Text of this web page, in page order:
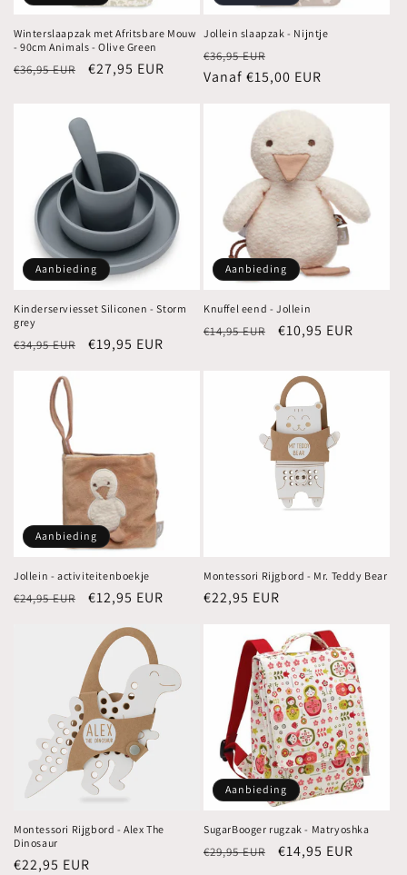
Winterslaapzak met Afritsbare Mouw
- 90cm Animals - Olive Green
Normale
€36,95 EUR Aanbiedingsprijs
€27,95 EUR
Jollein slaapzak - Nijntje
Normale
prijs
€36,95 EUR
Vanaf €15,00 EUR
Aanbieding
Kinderserviesset Siliconen - Storm
grey
Normale
€34,95 EUR Aanbiedingsprijs
€19,95 EUR
Aanbieding
Knuffel eend - Jollein
Normale
€14,95 EUR Aanbiedingsprijs
€10,95 EUR
Aanbieding
Jollein - activiteitenboekje
Normale
€24,95 EUR Aanbiedingsprijs
€12,95 EUR
Montessori Rijgbord - Mr. Teddy Bear
Normale
€22,95 EUR
Montessori Rijgbord - Alex The
Dinosaur
Normale
€22,95 EUR
Aanbieding
SugarBooger rugzak - Matryoshka
Normale
€29,95 EUR Aanbiedingsprijs
€14,95 EUR